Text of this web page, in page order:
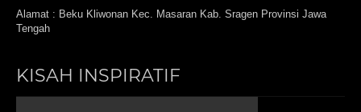
Alamat : Beku Kliwonan Kec. Masaran Kab. Sragen Provinsi Jawa
Tengah
KISAH INSPIRATIF